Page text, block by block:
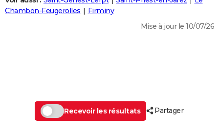
Destinations
City break
Voyage nature
Voyage de noces
Forum
Climat
+
PHOTO
Dictionnaire
PROGRAMME TV
Chambon-Feugerolles
Firminy
Mise à jour le 10/07/26
Recevoir les résultats Partager